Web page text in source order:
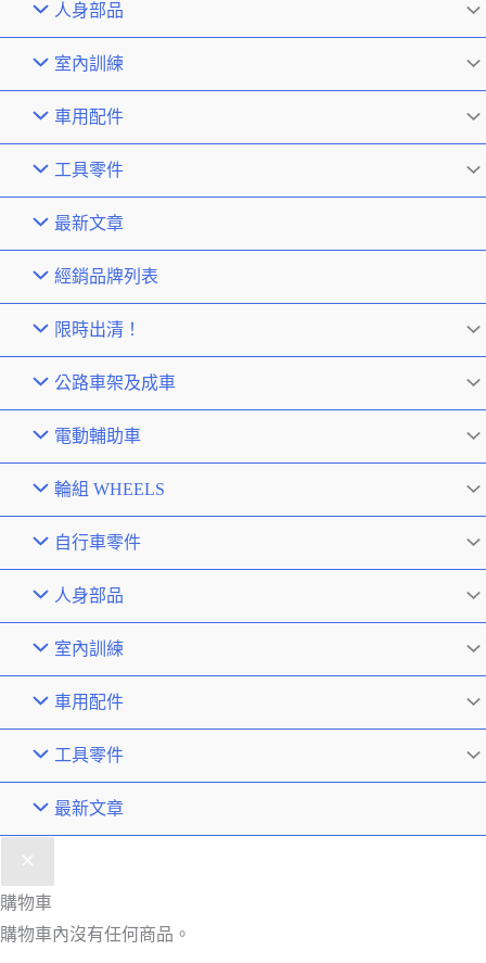
人身部品
室內訓練
車用配件
工具零件
最新文章
經銷品牌列表
限時出清！
公路車架及成車
電動輔助車
輪組 WHEELS
自行車零件
人身部品
室內訓練
車用配件
工具零件
最新文章
購物車
購物車內沒有任何商品。